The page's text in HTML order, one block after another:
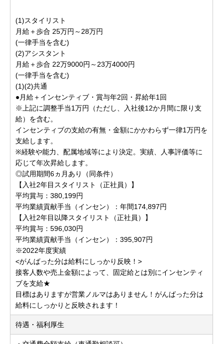
(1)スタイリスト
月給＋歩合 25万円～28万円
(一律手当を含む)
(2)アシスタント
月給＋歩合 22万9000円～23万4000円
(一律手当を含む)
(1)(2)共通
●月給＋インセンティブ・賞与年2回・昇給年1回
※上記に調整手当1万円（ただし、入社後12か月間に限り支
給）を含む。
インセンティブの支給の有無・金額にかかわらず一律1万円を
支給します。
※経験や能力、配属地域等により決定。実績、人事評価等に
応じて年次昇給します。
◎試用期間6ヵ月あり（同条件）
【入社2年目スタイリスト（正社員）】
平均賞与：380,199円
平均業績貢献手当（インセン）：年間174,897円
【入社2年目以降スタイリスト（正社員）】
平均賞与：596,030円
平均業績貢献手当（インセン）：395,907円
※2022年度実績
<がんばった分は給料にしっかり反映！>
接客人数や売上金額によって、固定給とは別にインセンティ
ブを支給★
目標はありますが営業ノルマはありません！がんばった分は
給料にしっかりと反映されます！
待遇・福利厚生